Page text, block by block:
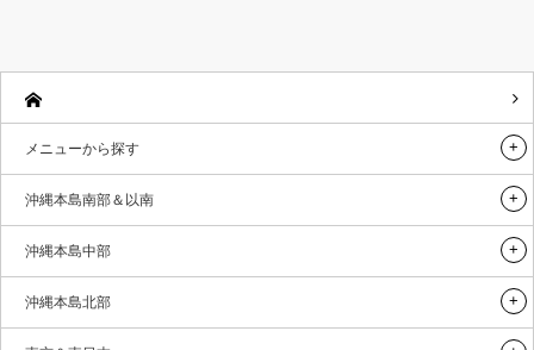
メニューから探す
沖縄本島南部＆以南
沖縄本島中部
沖縄本島北部